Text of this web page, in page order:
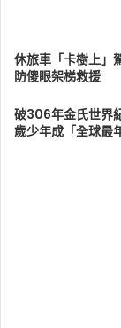
休旅車「卡樹上」
防傻眼架梯救援
破306年金氏世界
歲少年成「全球最